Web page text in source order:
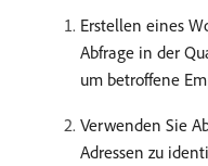
Erstellen eines
Abfrage in der
um betroffene
Verwenden Sie
Adressen zu